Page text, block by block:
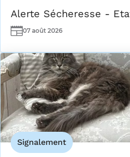
Alerte Sécheresse -
Date(s)
07 août 2026
Signalement